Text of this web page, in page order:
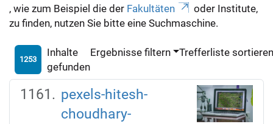
, wie zum Beispiel die der Fakultäten
oder Institute,
zu finden, nutzen Sie bitte eine Suchmaschine.
1253
Inhalte
gefunden
Ergebnisse filtern Trefferliste
pexels-hitesh-
choudhary-